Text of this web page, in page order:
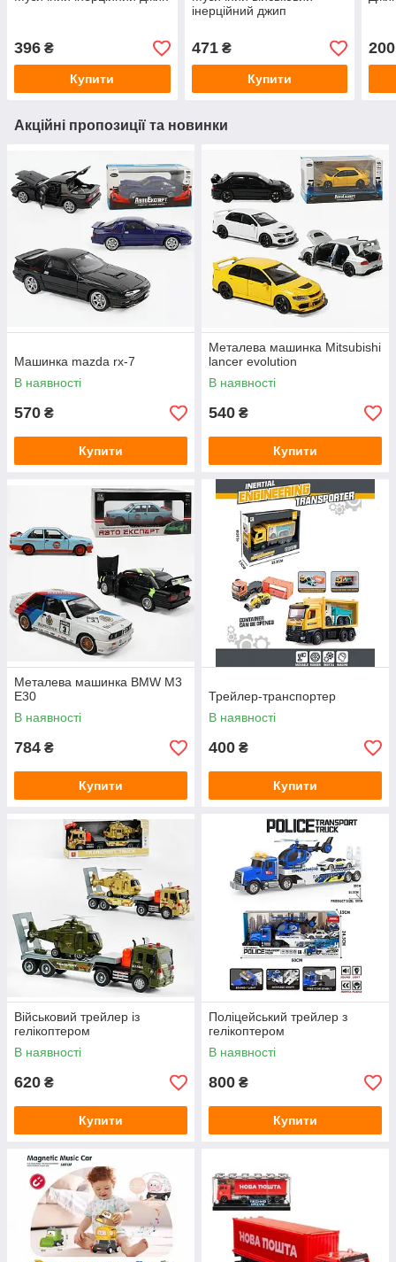
396 ₴
Купити
інерційний джип
471₴
Купити
200
Акційні пропозиції та новинки
Машинка mazda rx-7
В наявності
570 ₴
Купити
Металева машинка Mitsubishi
lancer evolution
В наявності
540 ₴
Купити
Металева машинка BMW M3
E30
В наявності
784 ₴
Купити
Трейлер-транспортер
В наявності
400 ₴
Купити
Військовий трейлер із
гелікоптером
В наявності
620 ₴
Купити
Поліцейський трейлер з
гелікоптером
В наявності
800 ₴
Купити